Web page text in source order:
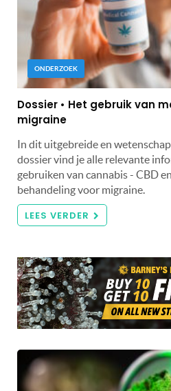
ONDERZOEK
Dossier • Het gebruik van
migraine
In dit uitgebreide en
dossier vind je alle relevante
gebruiken van cannabis - CBD
behandeling voor migraine.
LEES VERDER